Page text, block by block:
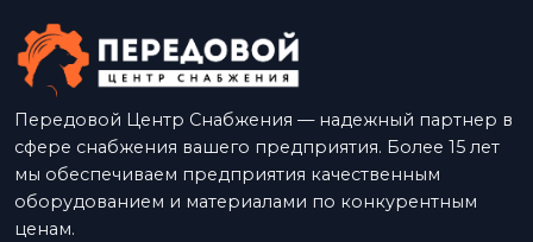
Передовой Центр Снабжения — надежный партнер в
сфере снабжения вашего предприятия. Более 15 лет
мы обеспечиваем предприятия качественным
оборудованием и материалами по конкурентным
ценам.